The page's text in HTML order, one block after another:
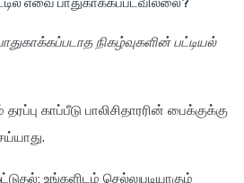
நிகழ்வுகளின் பட்டியல்
காப்பீடு பாலிசிதாரரின் பைக்குக்கு
: உங்களிடம் செல்லுபடியாகும்